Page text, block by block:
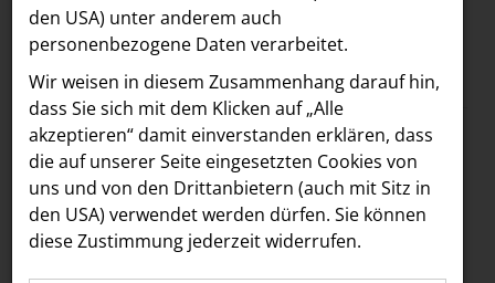
MELDUNGEN
LOEBELL NORDBERG
INNER
aehre
Astoria Artshow
B/S/H Hausgeräte
Meldungen / DASUNO
Text Bilder
21.08.2025
DASUNO ENTWICKELT
MARKENWELT FÜR
den USA) unter anderem auch
personenbezogene Daten verarbeitet.
Wir weisen in diesem Zusammenhang darauf hin,
dass Sie sich mit dem Klicken auf „Alle
akzeptieren“ damit ein­ver­standen erklären, dass
die auf unserer Seite eingesetzten Cookies von
uns und von den Drittanbietern (auch mit Sitz in
den USA) verwendet werden dürfen. Sie können
diese Zustimmung jederzeit widerrufen.